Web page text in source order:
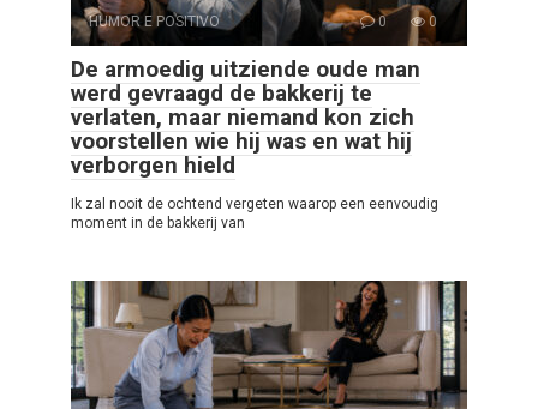
HUMOR E POSITIVO 0 0
De armoedig uitziende oude man
werd gevraagd de bakkerij te
verlaten, maar niemand kon zich
voorstellen wie hij was en wat hij
verborgen hield
Ik zal nooit de ochtend vergeten waarop een eenvoudig
moment in de bakkerij van